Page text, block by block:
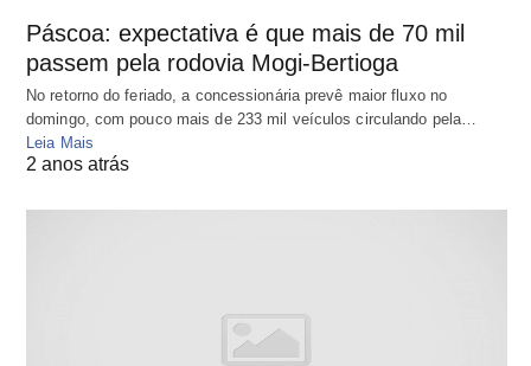
Páscoa: expectativa é que mais de 70 mil
passem pela rodovia Mogi-Bertioga
No retorno do feriado, a concessionária prevê maior fluxo no
domingo, com pouco mais de 233 mil veículos circulando pela…
Leia Mais
2 anos atrás